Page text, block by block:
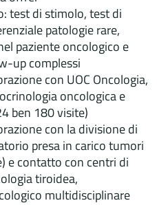
test di stimolo, test di
patologie rare,
paziente oncologico e
up complessi
con UOC Oncologia,
oncologica e
ben 180 visite)
con la divisione di
presa in carico tumori
e contatto con centri di
tiroidea,
multidisciplinare